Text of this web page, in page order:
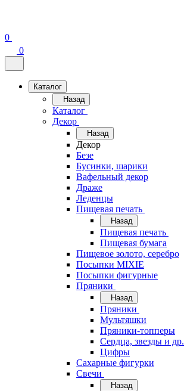
0
0
Каталог
Назад
Каталог
Декор
Назад
Декор
Безе
Бусинки, шарики
Вафельный декор
Драже
Леденцы
Пищевая печать
Назад
Пищевая печать
Пищевая бумага
Пищевое золото, серебро
Посыпки MIXIE
Посыпки фигурные
Пряники
Назад
Пряники
Мультяшки
Пряники-топперы
Сердца, звезды и др.
Цифры
Сахарные фигурки
Свечи
Назад